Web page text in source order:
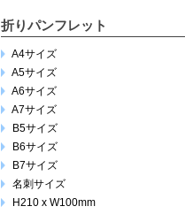
折りパンフレット
A4サイズ
A5サイズ
A6サイズ
A7サイズ
B5サイズ
B6サイズ
B7サイズ
名刺サイズ
H210 x W100mm